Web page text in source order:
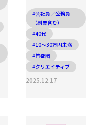
#会社員／公務員
（副業含む）
#40代
#10〜30万円未満
#首都圏
#クリエイティブ
2025.12.17